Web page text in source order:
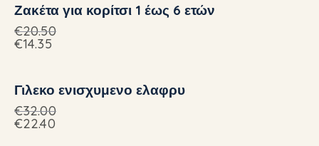
Ζακέτα για κορίτσι 1 έως 6 ετών
€20.50
€14.35
Γιλεκο ενισχυμενο ελαφρυ
€32.00
€22.40